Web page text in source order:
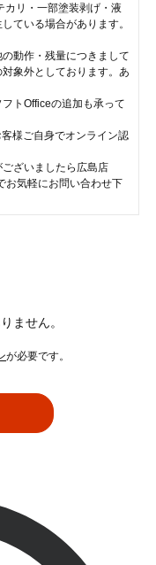
カリ・一部塗装剥げ・液
ている場合があります。
動作・残量につきまして
象外としております。あ
トOfficeの追加も承って
様ご自身でオンライン認
ざいましたら広島店
お気軽にお問い合わせ下
ません。
が必要です。